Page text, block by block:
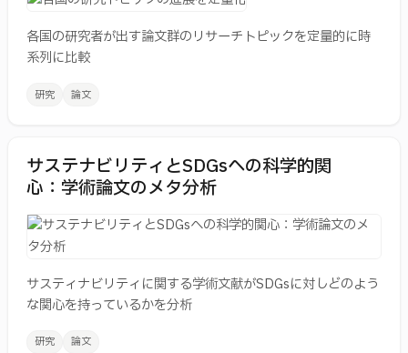
工学系研究科技術経営戦略学専攻 教授 坂田一郎
各国の研究者が出す論文群のリサーチトピックを定量的に時
系列に比較
研究 論文
サステナビリティとSDGsへの科学的関
心：学術論文のメタ分析
サスティナビリティに関する学術文献がSDGsに対しどのよう
な関心を持っているかを分析
研究 論文